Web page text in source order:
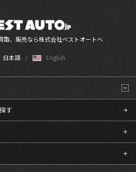
取、販売なら株式会社ベストオートへ
日本語 English
す